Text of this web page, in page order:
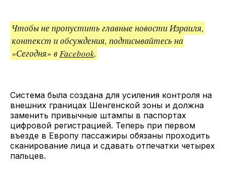
Чтобы не пропустить главные новости Израиля,
контекст и обсуждения, подписывайтесь на
«Сегодня» вFacebook.
Система была создана для усиления контроля на
внешних границах Шенгенской зоны и должна
заменить привычные штампы в паспортах
цифровой регистрацией. Теперь при первом
въезде в Европу пассажиры обязаны проходить
сканирование лица и сдавать отпечатки четырех
пальцев.